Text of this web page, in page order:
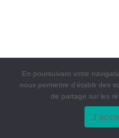
En poursuivant votre
nous permettre d’établir des
de partage sur les